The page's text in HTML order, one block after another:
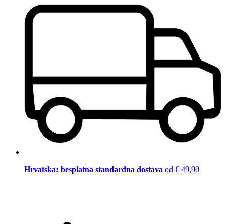
Hrvatska: besplatna standardna dostava od € 49,90